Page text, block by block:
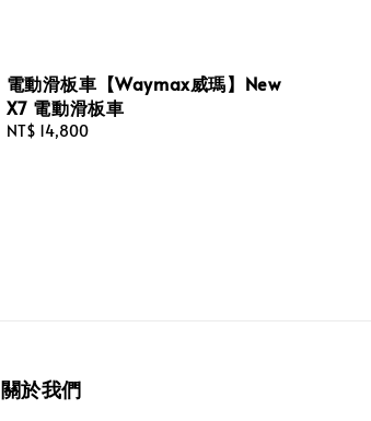
電動滑板車【Waymax威瑪】New
X7 電動滑板車
Regular
NT$ 14,800
關於我們